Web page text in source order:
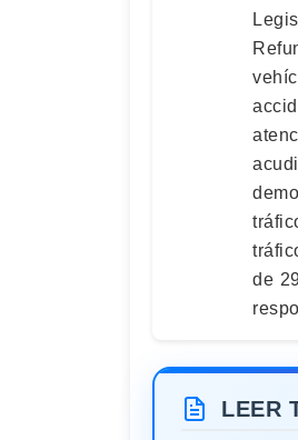
de
LEER